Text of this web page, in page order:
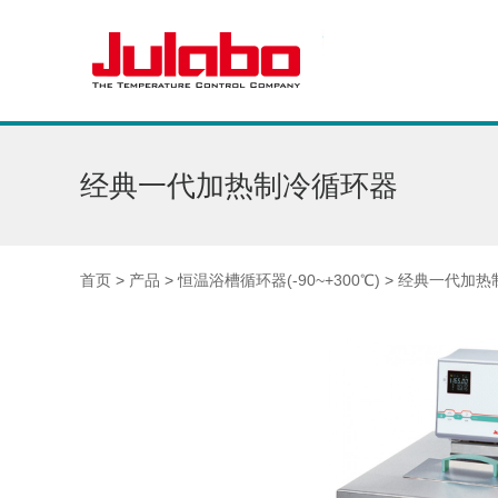
经典一代加热制冷循环器
首页 > 产品 >恒温浴槽循环器(-90~+300℃) > 经典一代加热